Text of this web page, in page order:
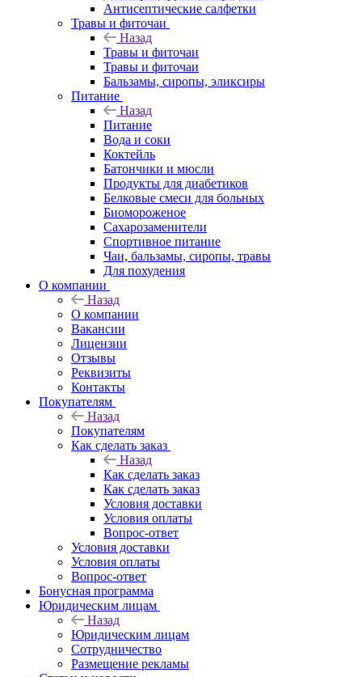
Антисептические салфетки
Травы и фиточаи
Назад
Травы и фиточаи
Травы и фиточаи
Бальзамы, сиропы, эликсиры
Питание
Назад
Питание
Вода и соки
Коктейль
Батончики и мюсли
Продукты для диабетиков
Белковые смеси для больных
Биомороженое
Сахарозаменители
Спортивное питание
Чаи, бальзамы, сиропы, травы
Для похудения
О компании
Назад
О компании
Вакансии
Лицензии
Отзывы
Реквизиты
Контакты
Покупателям
Назад
Покупателям
Как сделать заказ
Назад
Как сделать заказ
Как сделать заказ
Условия доставки
Условия оплаты
Вопрос-ответ
Условия доставки
Условия оплаты
Вопрос-ответ
Бонусная программа
Юридическим лицам
Назад
Юридическим лицам
Сотрудничество
Размещение рекламы